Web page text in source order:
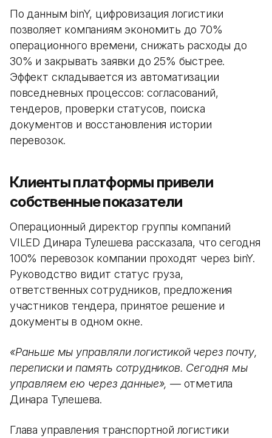
По данным binY, цифровизация логистики
позволяет компаниям экономить до 70%
операционного времени, снижать расходы до
30% и закрывать заявки до 25% быстрее.
Эффект складывается из автоматизации
повседневных процессов: согласований,
тендеров, проверки статусов, поиска
документов и восстановления истории
перевозок.
Клиенты платформы привели
собственные показатели
Операционный директор группы компаний
VILED Динара Тулешева рассказала, что сегодня
100% перевозок компании проходят через binY.
Руководство видит статус груза,
ответственных сотрудников, предложения
участников тендера, принятое решение и
документы в одном окне.
«Раньше мы управляли логистикой через почту,
переписки и память сотрудников. Сегодня мы
управляем ею через данные», — отметила
Динара Тулешева.
Глава управления транспортной логистики